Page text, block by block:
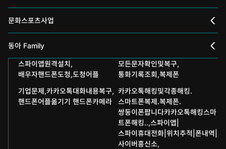
채널A
스포츠동아
어린이동아
과학동아
문화스포츠사업
동아 신춘문예
동아국악콩쿠르
동아음악콩쿠르
동아 Family
인촌기념회
일민미술관
스파이앱원격설치,
배우자핸드폰도청,도청어플
모든문자확인및복구,
통화기록조회,복제폰
기업문제,카카오톡대화내용복구,
핸드폰어플옮기기 핸드폰카메라
카카오톡해킹및각종해킹.
스마트폰복제.복제폰.
쌍둥이폰팝니다카카오톡해킹스마
트폰해킹..,스파이앱|
스파이휴대전화|위치추적|폰내역|
사이버흥신소,